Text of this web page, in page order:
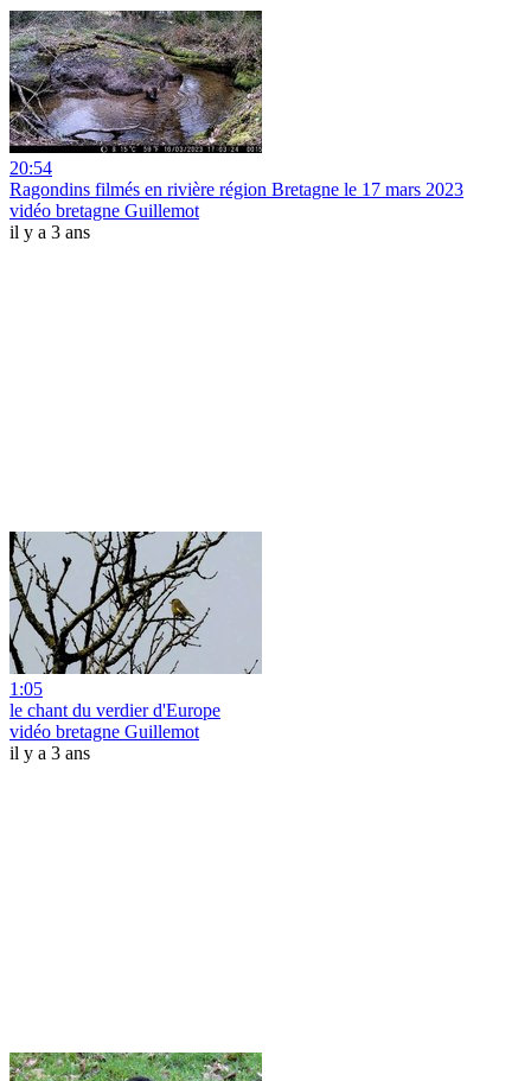
20:54
Ragondins filmés en rivière région Bretagne le 17 mars 2023
vidéo bretagne Guillemot
il y a 3 ans
1:05
le chant du verdier d'Europe
vidéo bretagne Guillemot
il y a 3 ans